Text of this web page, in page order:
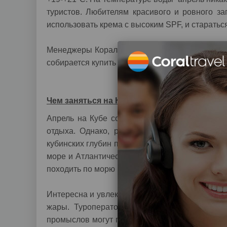
туристов. Любителям красивого и ровного
использовать крема с высоким SPF, и
Менеджеры Корал Тревел поиск тура для
собирается купить тур на Кубу, заранее знают,
Чем заняться на Кубе в Апреле
Апрель на Кубе создан для развлечения на
отдыха. Однако, размеренный отдых любят
кубинских глубин привлекает тысячи
море и Атлантический океан можно без
походить по морю на яхте под парусом.
Интересна и увлекательна экскурсионная
жары. Туроператор Корал Тревел
промыслов могут посетить деревню Пинар-